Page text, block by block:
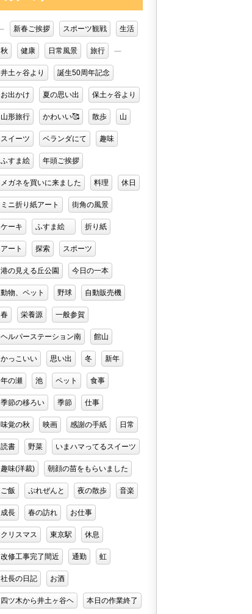
新春ご挨拶 スポーツ観戦 生活
秋 健康 日常風景 旅行
井土ヶ谷より 誕生50周年記念
お出かけ 夏の思い出 保土ヶ谷より
山形旅行 かわいい🥰 散歩 山
スイーツ ベランダにて 趣味
ふすま絵 年頭ご挨拶
メガネを買いに来ました 料理 休日
ミニ折り紙アート 街角の風景
ケーキ ふすま絵 折り紙
アート 探索 スポーツ
港の見える丘公園 今日の一本
動物、ペット 野球 自動販売機
春 栄養源 一般参賀
ヘルパーステーション南 館山
かっこいい 思い出 冬 新年
年の瀬 池 ペット 食事
季節の移ろい 季節 仕事
味覚の秋 映画 感謝の手紙 日常
読書 野菜 いまハマってるスイーツ
趣味(洋裁) 朝顔の苗をもらいました
ご飯 ぷれぜんと 夜の散歩 音楽
成長 春の訪れ お仕事
クリスマス 東京駅 休息
改修工事完了間近 通勤 虹
社長の日記 お酒
四ツ木から井土ヶ谷ヘ 本日の作業終了